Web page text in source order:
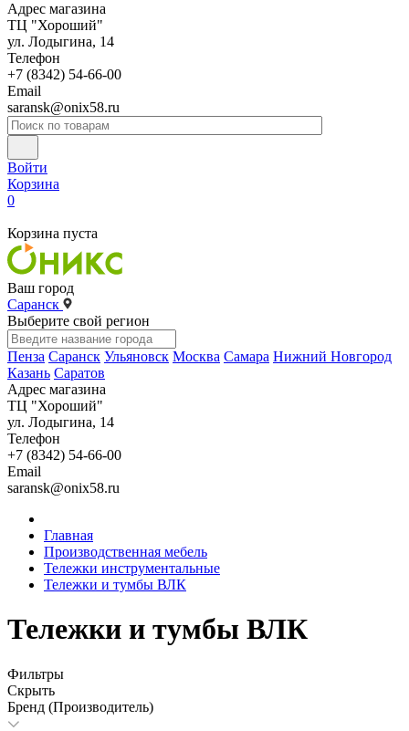
Адрес магазина
ТЦ "Хороший"
ул. Лодыгина, 14
Телефон
+7 (8342) 54-66-00
Email
saransk@onix58.ru
Войти
Корзина
0
Корзина пуста
Ваш город
Саранск
Выберите свой регион
Пенза Саранск Ульяновск Москва Самара Нижний Новгород
Казань Саратов
Адрес магазина
ТЦ "Хороший"
ул. Лодыгина, 14
Телефон
+7 (8342) 54-66-00
Email
saransk@onix58.ru
Главная
Производственная мебель
Тележки инструментальные
Тележки и тумбы ВЛК
Тележки и тумбы ВЛК
Фильтры
Скрыть
Бренд (Производитель)